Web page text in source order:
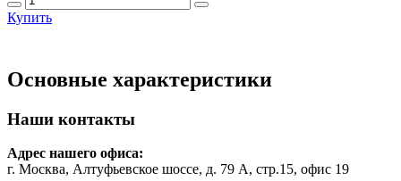
Купить
Основные характеристики
Наши контакты
Адрес нашего офиса:
г. Москва, Алтуфьевское шоссе, д. 79 А, стр.15, офис 19